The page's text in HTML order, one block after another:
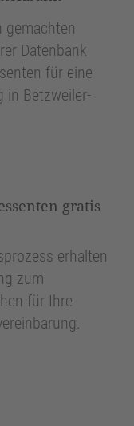
gemachten
Datenbank
für eine
in Betzweiler-
gratis
erhalten
zum
für Ihre